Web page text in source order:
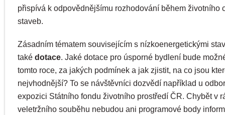
přispívá k odpovědnějšímu rozhodování během životního
staveb.
Zásadním tématem souvisejícím s nízkoenergetickými
také dotace. Jaké dotace pro úsporné bydlení bude
tomto roce, za jakých podmínek a jak zjistit, na co jsou
nejvhodnější? To se návštěvníci dozvědí například u
expozici Státního fondu životního prostředí ČR. Chybět v
veletržního souběhu nebudou ani programové body